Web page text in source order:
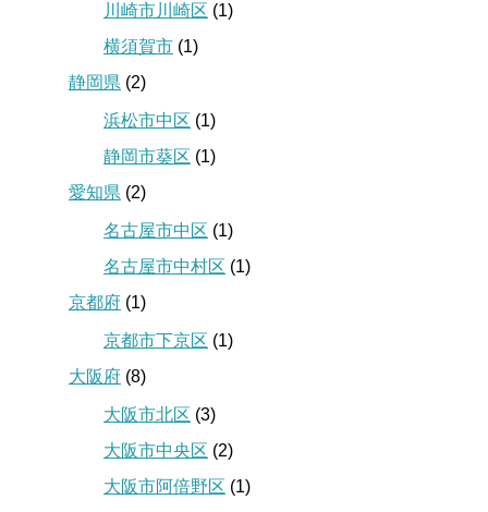
川崎市川崎区 (1)
横須賀市 (1)
静岡県 (2)
浜松市中区 (1)
静岡市葵区 (1)
愛知県 (2)
名古屋市中区 (1)
名古屋市中村区 (1)
京都府 (1)
京都市下京区 (1)
大阪府 (8)
大阪市北区 (3)
大阪市中央区 (2)
大阪市阿倍野区 (1)